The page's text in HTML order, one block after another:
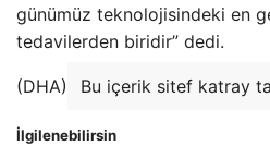
günümüz teknolojisindeki en
tedavilerden biridir” dedi.
(DHA) Bu içerik sitef katray
İlgilenebilirsin